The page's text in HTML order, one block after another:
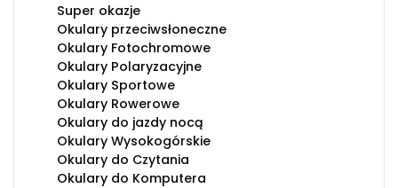
Super okazje
Okulary przeciwsłoneczne
Okulary Fotochromowe
Okulary Polaryzacyjne
Okulary Sportowe
Okulary Rowerowe
Okulary do jazdy nocą
Okulary Wysokogórskie
Okulary do Czytania
Okulary do Komputera